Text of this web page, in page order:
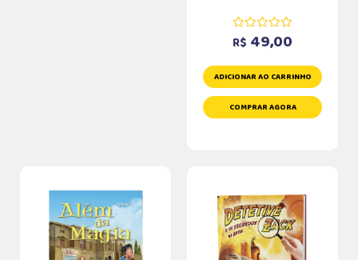
R$ 49,00
ADICIONAR AO CARRINHO
COMPRAR AGORA